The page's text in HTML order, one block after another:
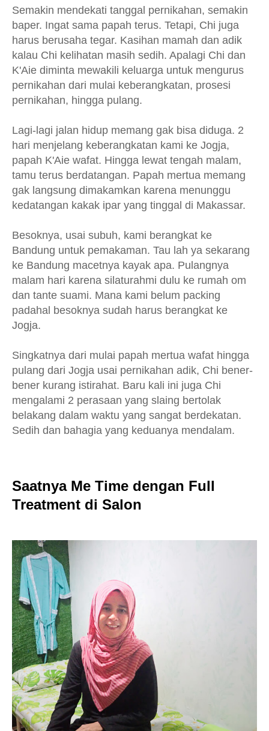
Semakin mendekati tanggal pernikahan, semakin
baper. Ingat sama papah terus. Tetapi, Chi juga
harus berusaha tegar. Kasihan mamah dan adik
kalau Chi kelihatan masih sedih. Apalagi Chi dan
K'Aie diminta mewakili keluarga untuk mengurus
pernikahan dari mulai keberangkatan, prosesi
pernikahan, hingga pulang.
Lagi-lagi jalan hidup memang gak bisa diduga. 2
hari menjelang keberangkatan kami ke Jogja,
papah K'Aie wafat. Hingga lewat tengah malam,
tamu terus berdatangan. Papah mertua memang
gak langsung dimakamkan karena menunggu
kedatangan kakak ipar yang tinggal di Makassar.
Besoknya, usai subuh, kami berangkat ke
Bandung untuk pemakaman. Tau lah ya sekarang
ke Bandung macetnya kayak apa. Pulangnya
malam hari karena silaturahmi dulu ke rumah om
dan tante suami. Mana kami belum packing
padahal besoknya sudah harus berangkat ke
Jogja.
Singkatnya dari mulai papah mertua wafat hingga
pulang dari Jogja usai pernikahan adik, Chi bener-
bener kurang istirahat. Baru kali ini juga Chi
mengalami 2 perasaan yang slaing bertolak
belakang dalam waktu yang sangat berdekatan.
Sedih dan bahagia yang keduanya mendalam.
Saatnya Me Time dengan Full
Treatment di Salon